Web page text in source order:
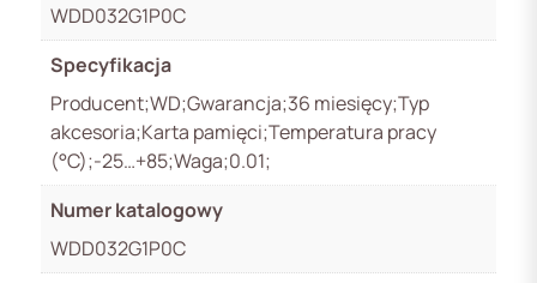
WDD032G1P0C
Specyfikacja
Producent;WD;Gwarancja;36 miesięcy;Typ
akcesoria;Karta pamięci;Temperatura pracy
(°C);-25…+85;Waga;0.01;
Numer katalogowy
WDD032G1P0C